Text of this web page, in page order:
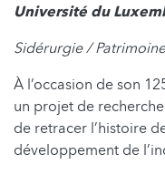
Université du
Sidérurgie /
À l’occasion de son
un projet de
de retracer l’histoire
développement de